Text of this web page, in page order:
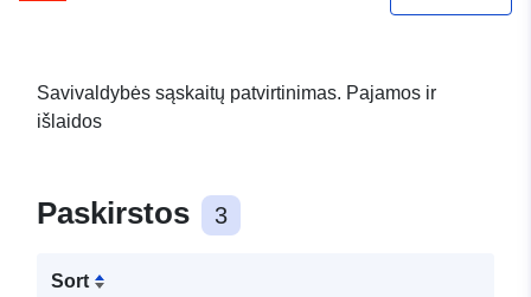
Savivaldybės sąskaitų patvirtinimas. Pajamos ir
išlaidos
Paskirstos 3
Sort